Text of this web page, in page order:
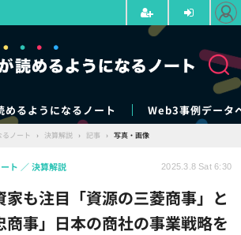
めるようになるノート Web3事例データ
ノート › 決算解説 › 記事 › 写真・画像
も注目「資源の三菱商事」と
商事」日本の商社の事業戦略を
ト 決算解説 2025.3.8 Sat 6:30